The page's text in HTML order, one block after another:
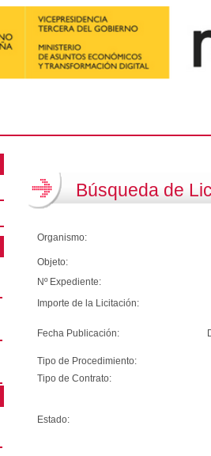
Búsqueda de
Organismo:
Objeto:
Nº Expediente:
Importe de la Licitación:
Fecha Publicación:
Tipo de Procedimiento:
Tipo de Contrato:
Estado: